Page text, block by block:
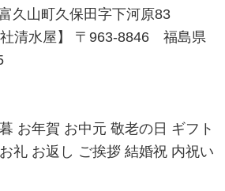
久山町久保田字下河原83
清水屋】 〒963-8846 福島県
お年賀 お中元 敬老の日 ギフト
礼 お返し ご挨拶 結婚祝 内祝い